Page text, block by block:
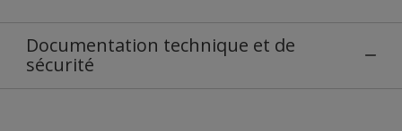
Documentation technique et de
sécurité